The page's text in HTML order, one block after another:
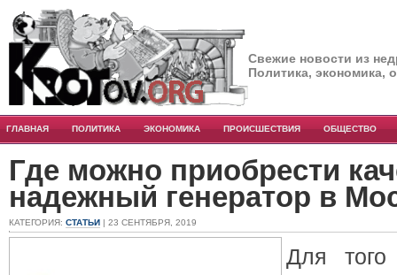
Свежие новости из
Политика, экономика,
ГЛАВНАЯ ПОЛИТИКА ЭКОНОМИКА ПРОИСШЕСТВИЯ ОБЩЕСТВО
Где можно приобрести
надежный генератор в
КАТЕГОРИЯ: СТАТЬИ | 23 СЕНТЯБРЯ, 2019
Для того